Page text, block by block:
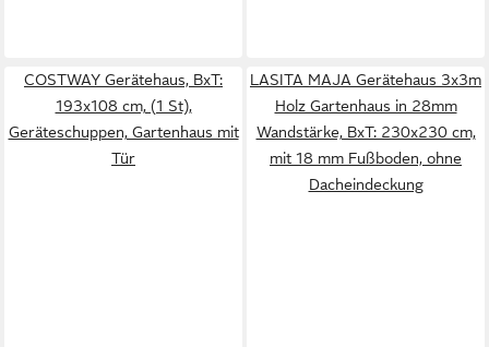
COSTWAY Gerätehaus, BxT:
193x108 cm, (1 St),
Geräteschuppen, Gartenhaus mit
Tür
LASITA MAJA Gerätehaus 3x3m
Holz Gartenhaus in 28mm
Wandstärke, BxT: 230x230 cm,
mit 18 mm Fußboden, ohne
Dacheindeckung